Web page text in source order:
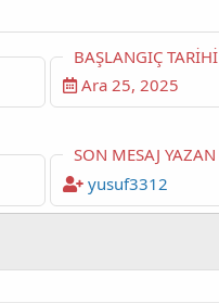
BAŞLANGIÇ TARIHI
Ara 25, 2025
SON MESAJ YAZAN
yusuf3312